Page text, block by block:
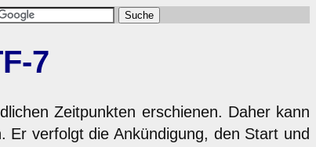
7
Zeitpunkten erschienen. Daher kann
Er verfolgt die Ankündigung, den Start und